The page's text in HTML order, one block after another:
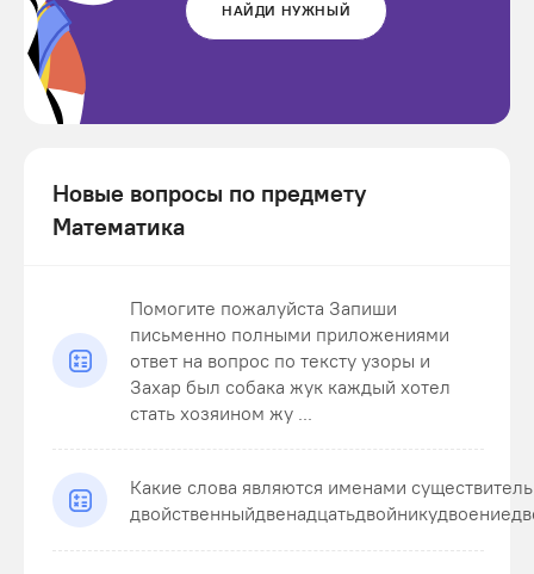
НАЙДИ НУЖНЫЙ
Новые вопросы по предмету
Математика
Помогите пожалуйста Запиши
письменно полными приложениями
ответ на вопрос по тексту узоры и
Захар был собака жук каждый хотел
стать хозяином жу ...
Какие слова являются именами